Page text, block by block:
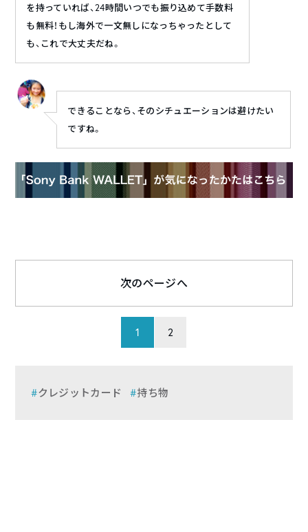
を持っていれば、24時間いつでも振り込めて手数料
も無料！もし海外で一文無しになっちゃったとして
も、これで大丈夫だね。
できることなら、そのシチュエーションは避けたい
ですね。
1 2
次のページへ
クレジットカード 持ち物